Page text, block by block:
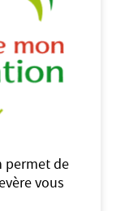
permet de
vous